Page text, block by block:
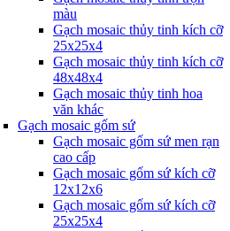
màu
Gạch mosaic thủy tinh kích cỡ
25x25x4
Gạch mosaic thủy tinh kích cỡ
48x48x4
Gạch mosaic thủy tinh hoa
văn khác
Gạch mosaic gốm sứ
Gạch mosaic gốm sứ men rạn
cao cấp
Gạch mosaic gốm sứ kích cỡ
12x12x6
Gạch mosaic gốm sứ kích cỡ
25x25x4